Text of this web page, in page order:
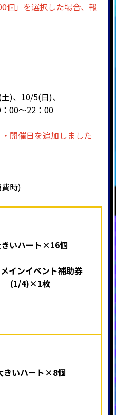
個」を選択した場合、報
)、10/5(日)、
00～22：00
開催日を追加しました
時)
いハート×16個
インイベント補助券
(1/4)×1枚
きいハート×8個